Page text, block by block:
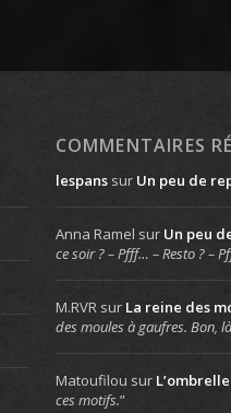
COMMENTAIRES
lespanssur Un peu de
Anna Ramel sur Un peu
ce soir ? – Pfff… – Resto ? –
M.RVRsur La reine des
des moules à gaufres. Bon,
Matoufilou sur L’ombrelle
ces motifs.”